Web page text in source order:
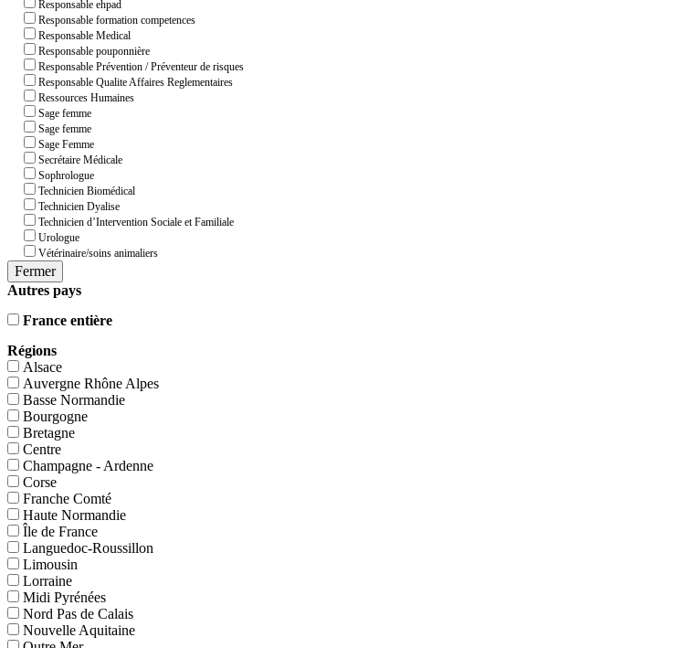
Responsable ehpad
Responsable formation competences
Responsable Medical
Responsable pouponnière
Responsable Prévention / Préventeur de risques
Responsable Qualite Affaires Reglementaires
Ressources Humaines
Sage femme
Sage femme
Sage Femme
Secrétaire Médicale
Sophrologue
Technicien Biomédical
Technicien Dyalise
Technicien d’Intervention Sociale et Familiale
Urologue
Vétérinaire/soins animaliers
Fermer
Autres pays
France entière
Régions
Alsace
Auvergne Rhône Alpes
Basse Normandie
Bourgogne
Bretagne
Centre
Champagne - Ardenne
Corse
Franche Comté
Haute Normandie
Île de France
Languedoc-Roussillon
Limousin
Lorraine
Midi Pyrénées
Nord Pas de Calais
Nouvelle Aquitaine